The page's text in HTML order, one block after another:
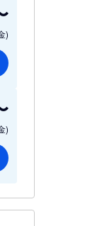
)
)